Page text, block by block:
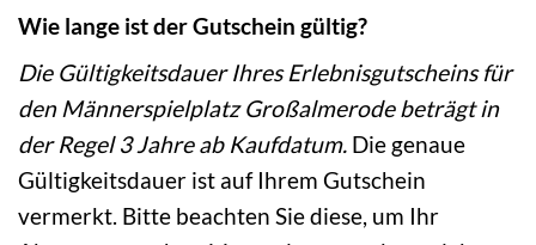
Wie lange ist der Gutschein gültig?
Die Gültigkeitsdauer Ihres Erlebnisgutscheins für
den Männerspielplatz Großalmerode beträgt in
der Regel 3 Jahre ab Kaufdatum. Die genaue
Gültigkeitsdauer ist auf Ihrem Gutschein
vermerkt. Bitte beachten Sie diese, um Ihr